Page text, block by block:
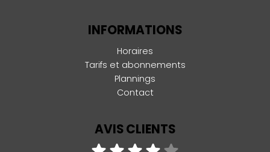
INFORMATIONS
Horaires
Tarifs et abonnements
Plannings
Contact
AVIS CLIENTS